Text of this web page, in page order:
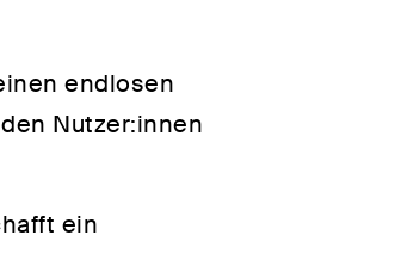
endlosen
Nutzer:innen
ein